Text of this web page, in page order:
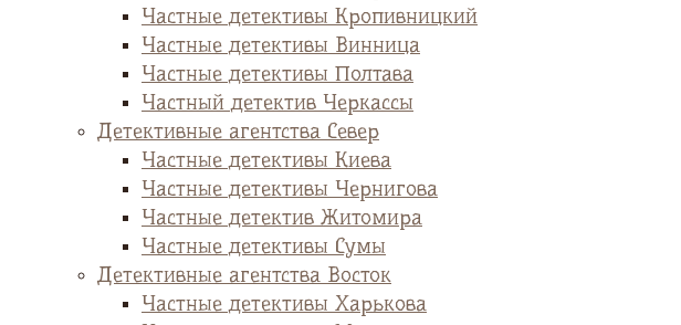
Частные детективы Кропивницкий
Частные детективы Винница
Частные детективы Полтава
Частный детектив Черкассы
Детективные агентства Север
Частные детективы Киева
Частные детективы Чернигова
Частные детектив Житомира
Частные детективы Сумы
Детективные агентства Восток
Частные детективы Харькова